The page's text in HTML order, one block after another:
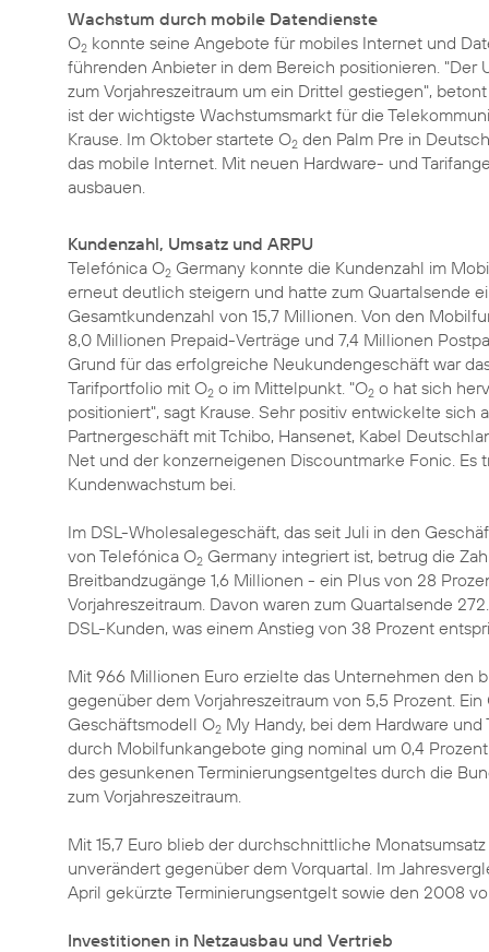
Wachstum durch mobile Datendienste
O2 konnte seine Angebote für mobiles Internet und
führenden Anbieter in dem Bereich positionieren.
zum Vorjahreszeitraum um ein Drittel gestiegen",
ist der wichtigste Wachstumsmarkt für die
Krause. Im Oktober startete O2 den Palm Pre in
das mobile Internet. Mit neuen Hardware- und
ausbauen.
Kundenzahl, Umsatz und ARPU
Telefónica O2 Germany konnte die Kundenzahl im
erneut deutlich steigern und hatte zum Quartalsende
Gesamtkundenzahl von 15,7 Millionen. Von den
8,0 Millionen Prepaid-Verträge und 7,4 Millionen
Grund für das erfolgreiche Neukundengeschäft war
Tarifportfolio mit O2 o im Mittelpunkt. "O2 o hat sich
positioniert", sagt Krause. Sehr positiv entwickelte sich
Partnergeschäft mit Tchibo, Hansenet, Kabel
Net und der konzerneigenen Discountmarke Fonic. Es
Kundenwachstum bei.
Im DSL-Wholesalegeschäft, das seit Juli in den
von Telefónica O2 Germany integriert ist, betrug die
Breitbandzugänge 1,6 Millionen - ein Plus von 28
Vorjahreszeitraum. Davon waren zum Quartalsende
DSL-Kunden, was einem Anstieg von 38 Prozent
Mit 966 Millionen Euro erzielte das Unternehmen den
gegenüber dem Vorjahreszeitraum von 5,5 Prozent.
Geschäftsmodell O2 My Handy, bei dem Hardware
durch Mobilfunkangebote ging nominal um 0,4
des gesunkenen Terminierungsentgeltes durch die
zum Vorjahreszeitraum.
Mit 15,7 Euro blieb der durchschnittliche
unverändert gegenüber dem Vorquartal. Im
April gekürzte Terminierungsentgelt sowie den 2008
Investitionen in Netzausbau und Vertrieb